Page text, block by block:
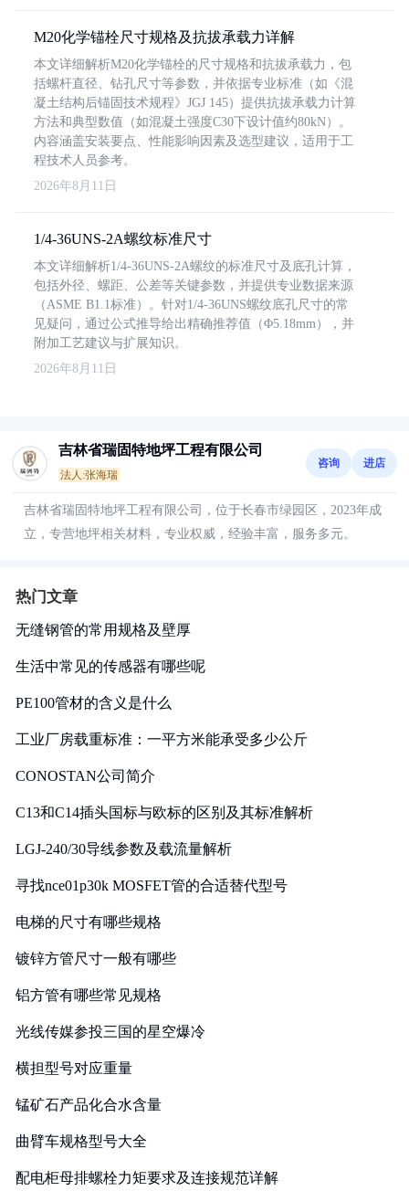
M20化学锚栓尺寸规格及抗拔承载力详解
本文详细解析M20化学锚栓的尺寸规格和抗拔承载力，包
括螺杆直径、钻孔尺寸等参数，并依据专业标准（如《混
凝土结构后锚固技术规程》JGJ 145）提供抗拔承载力计算
方法和典型数值（如混凝土强度C30下设计值约80kN）。
内容涵盖安装要点、性能影响因素及选型建议，适用于工
程技术人员参考。
2026年8月11日
1/4-36UNS-2A螺纹标准尺寸
本文详细解析1/4-36UNS-2A螺纹的标准尺寸及底孔计算，
包括外径、螺距、公差等关键参数，并提供专业数据来源
（ASME B1.1标准）。针对1/4-36UNS螺纹底孔尺寸的常
见疑问，通过公式推导给出精确推荐值（Φ5.18mm），并
附加工艺建议与扩展知识。
2026年8月11日
吉林省瑞固特地坪工程有限公司
法人:张海瑞
咨询 进店
吉林省瑞固特地坪工程有限公司，位于长春市绿园区，2023年成
立，专营地坪相关材料，专业权威，经验丰富，服务多元。
热门文章
无缝钢管的常用规格及壁厚
生活中常见的传感器有哪些呢
PE100管材的含义是什么
工业厂房载重标准：一平方米能承受多少公斤
CONOSTAN公司简介
C13和C14插头国标与欧标的区别及其标准解析
LGJ-240/30导线参数及载流量解析
寻找nce01p30k MOSFET管的合适替代型号
电梯的尺寸有哪些规格
镀锌方管尺寸一般有哪些
铝方管有哪些常见规格
光线传媒参投三国的星空爆冷
横担型号对应重量
锰矿石产品化合水含量
曲臂车规格型号大全
配电柜母排螺栓力矩要求及连接规范详解